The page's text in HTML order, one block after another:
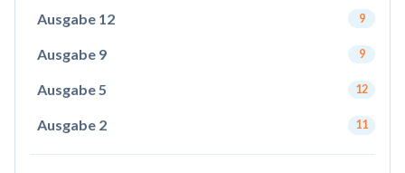
Ausgabe 12 9
Ausgabe 9 9
Ausgabe 5 12
Ausgabe 2 11